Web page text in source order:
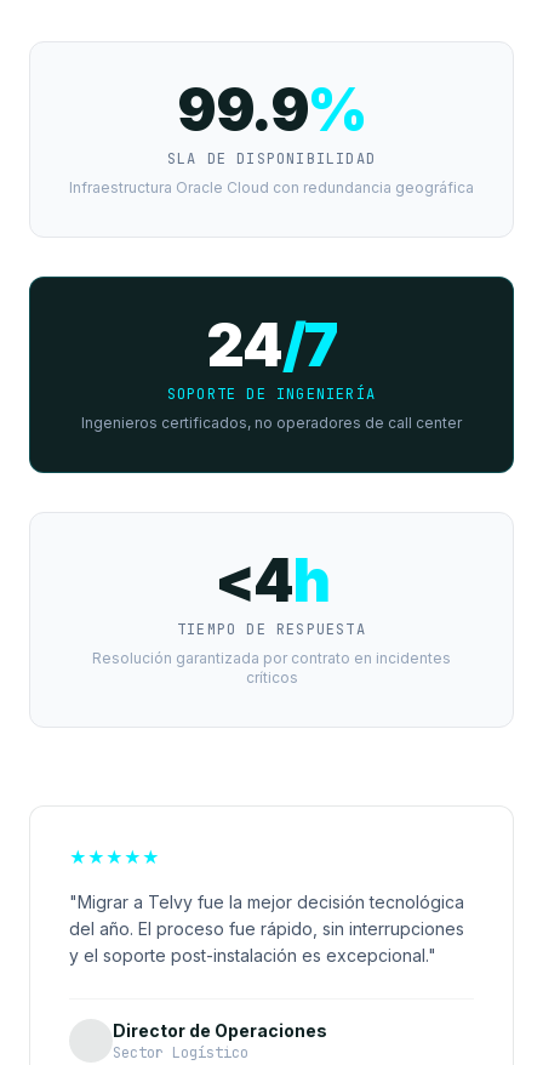
99.9%
SLA DE DISPONIBILIDAD
Infraestructura Oracle Cloud con redundancia geográfica
24/7
SOPORTE DE INGENIERÍA
Ingenieros certificados, no operadores de call center
<4h
TIEMPO DE RESPUESTA
Resolución garantizada por contrato en incidentes
críticos
★★★★★
"Migrar a Telvy fue la mejor decisión tecnológica
del año. El proceso fue rápido, sin interrupciones
y el soporte post-instalación es excepcional."
Director de Operaciones
Sector Logístico